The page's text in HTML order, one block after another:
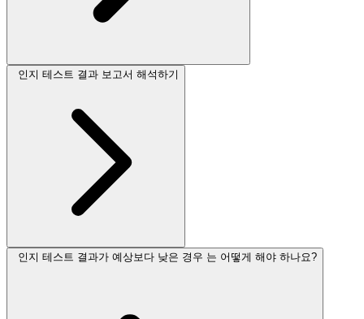
인지 테스트 결과 보고서 해석하기
인지 테스트 결과가 예상보다 낮은 경우 는 어떻게 해야 하나요?